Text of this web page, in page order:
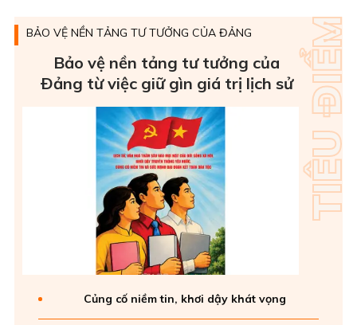
BẢO VỆ NỀN TẢNG TƯ TƯỞNG CỦA ĐẢNG
Bảo vệ nền tảng tư tưởng của
Ðảng từ việc giữ gìn giá trị lịch sử
Củng cố niềm tin, khơi dậy khát vọng